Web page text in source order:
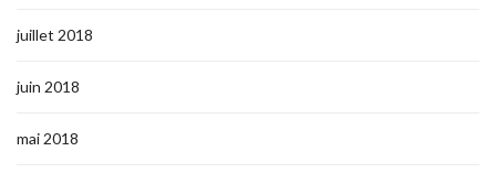
juillet 2018
juin 2018
mai 2018